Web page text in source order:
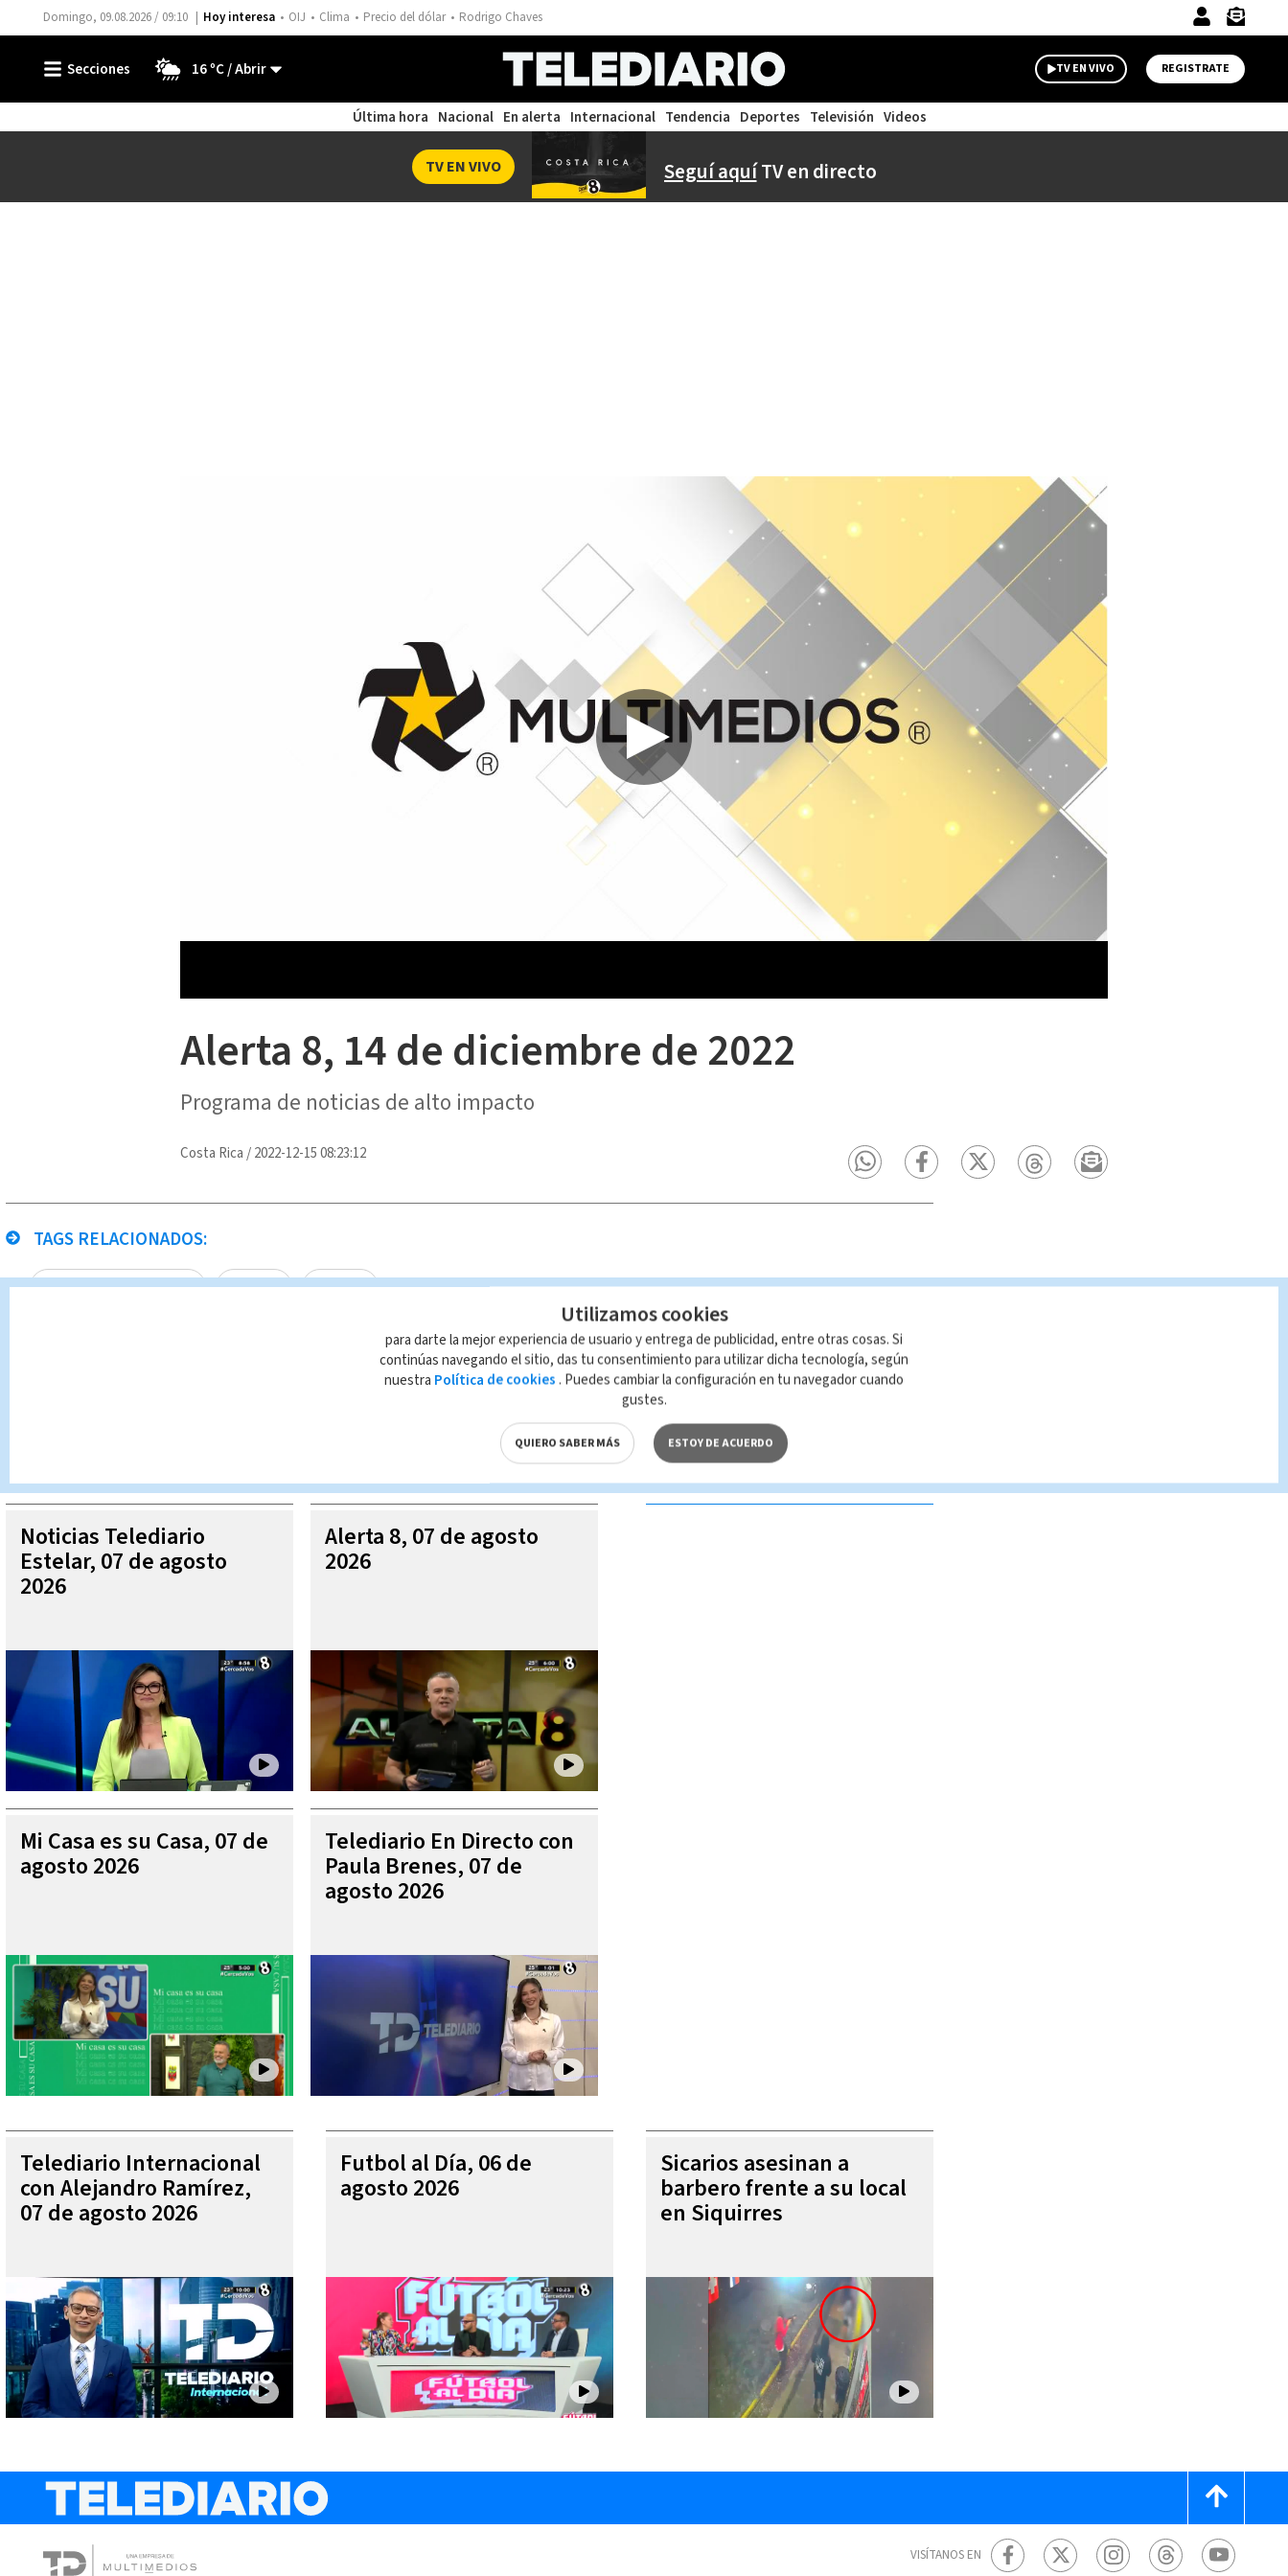
Domingo, 09.08.2026 / 09:10 Hoy interesa OIJ Clima Precio del dólar Rodrigo Chaves
16 ºC TV EN VIVO REGISTRATE
Última hora Nacional En alerta Internacional Tendencia Deportes Televisión Videos
Seguí aquíTV en directo
TV EN VIVO
Alerta 8, 14 de diciembre de 2022
Programa de noticias de alto impacto
Costa Rica /2022-12-15 08:23:12
TAGS RELACIONADOS:
Multimedios Costa Rica Canal8 Alerta 8
Queda prohibida la reproducción total o parcial del contenido de esta página, mismo que es propiedad de TELEDIARIO; su reproducción no
MÁS VIDEOS
Noticias Telediario
Estelar, 07 de agosto
2026
Alerta 8, 07 de agosto
2026
Mi Casa es su Casa, 07 de
agosto 2026
Telediario En Directo con
Paula Brenes, 07 de
agosto 2026
Telediario Internacional
con Alejandro Ramírez,
07 de agosto 2026
Futbol al Día, 06 de
agosto 2026
Sicarios asesinan a
barbero frente a su local
en Siquirres
VISÍTANOS EN
Utilizamos cookies
para darte la mejor experiencia de usuario y entrega de publicidad, entre otras cosas. Si
continúas navegando el sitio, das tu consentimiento para utilizar dicha tecnología, según
nuestra Política de cookies . Puedes cambiar la configuración en tu navegador cuando
gustes.
QUIERO SABER MÁS ESTOY DE ACUERDO